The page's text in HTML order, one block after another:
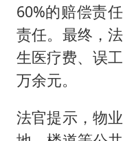
60%的赔偿责
责任。最终，
生医疗费、误
万余元。
法官提示，物